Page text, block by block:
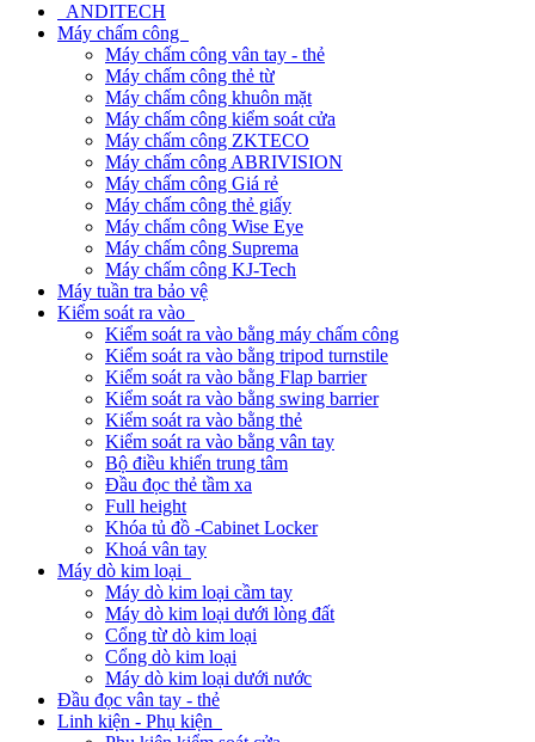
ANDITECH
Máy chấm công
Máy chấm công vân tay - thẻ
Máy chấm công thẻ từ
Máy chấm công khuôn mặt
Máy chấm công kiểm soát cửa
Máy chấm công ZKTECO
Máy chấm công ABRIVISION
Máy chấm công Giá rẻ
Máy chấm công thẻ giấy
Máy chấm công Wise Eye
Máy chấm công Suprema
Máy chấm công KJ-Tech
Máy tuần tra bảo vệ
Kiểm soát ra vào
Kiểm soát ra vào bằng máy chấm công
Kiểm soát ra vào bằng tripod turnstile
Kiểm soát ra vào bằng Flap barrier
Kiểm soát ra vào bằng swing barrier
Kiểm soát ra vào bằng thẻ
Kiểm soát ra vào bằng vân tay
Bộ điều khiển trung tâm
Đầu đọc thẻ tầm xa
Full height
Khóa tủ đồ -Cabinet Locker
Khoá vân tay
Máy dò kim loại
Máy dò kim loại cầm tay
Máy dò kim loại dưới lòng đất
Cổng từ dò kim loại
Cổng dò kim loại
Máy dò kim loại dưới nước
Đầu đọc vân tay - thẻ
Linh kiện - Phụ kiện